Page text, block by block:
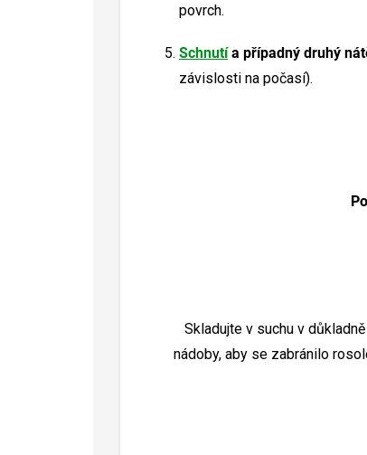
povrch.
Schnutía případný druhý
závislosti na počasí).
Skladujte v suchu v
nádoby, aby se zabránilo